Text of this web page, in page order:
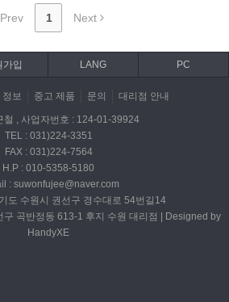
Prev 1 Next
가입 LANG PC
정보 중고 제품 문의 대리점 안내
철 , 사업자번호 : 124-01-39924
TEL : 031)224-3351
FAX : 031)224-7564
H.P : 010-5358-5180
: suwonfujee@naver.com
도 수원시 권선구 경수대로 54번길14
구 곡반정동 613-1 후지 수원 대리점 | Designed by
HandyXE